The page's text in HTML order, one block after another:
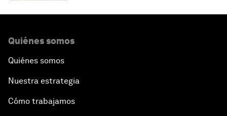
Quiénes somos
Quiénes somos
Nuestra estrategia
Cómo trabajamos